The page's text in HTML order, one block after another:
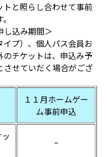
と照らし合わせて事前
し込み期間＞
プ）、個人パス会員お
のチケットは、申込み予
させていだく場合がござ
１１月ホームゲー
ム事前申込
–